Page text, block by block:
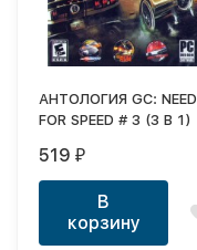
АНТОЛОГИЯ GC: NEED
FOR SPEED # 3 (3 В 1)
519 ₽
В
корзину